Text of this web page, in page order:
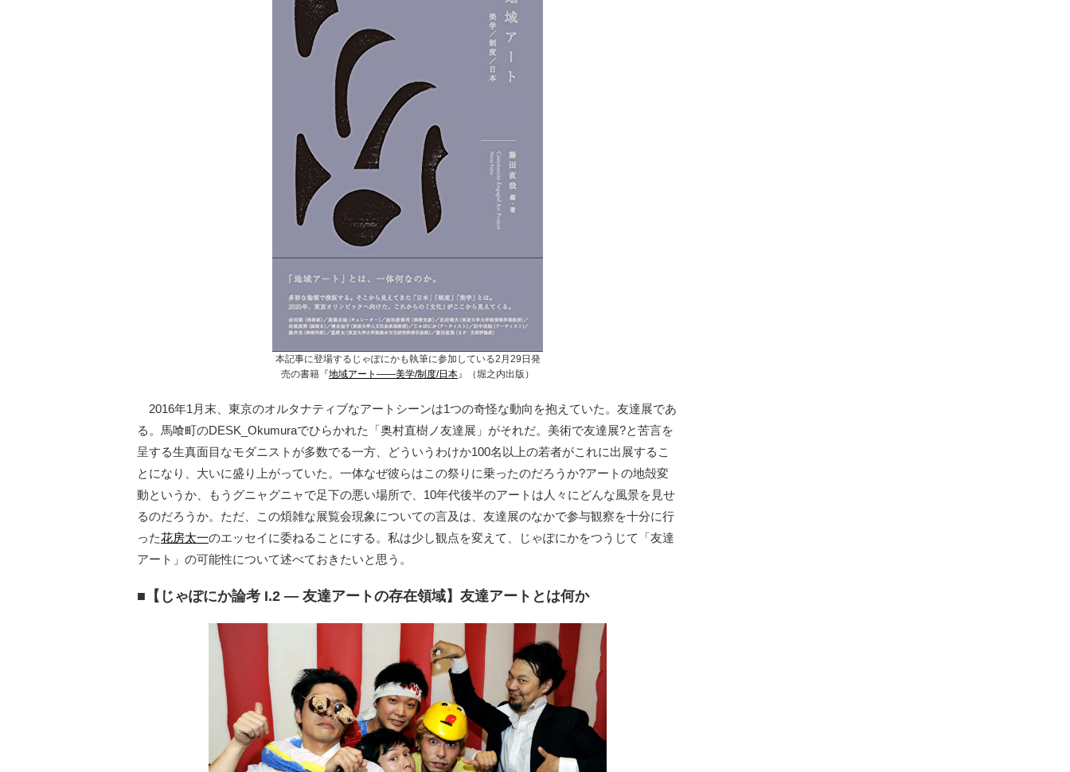
本記事に登場するじゃぽにかも執筆に参加している2月29日発
売の書籍『地域アート――美学/制度/日本』（堀之内出版）
2016年1月末、東京のオルタナティブなアートシーンは1つの奇怪な動向を抱えていた。友達展であ
る。馬喰町のDESK_Okumuraでひらかれた「奥村直樹ノ友達展」がそれだ。美術で友達展?と苦言を
呈する生真面目なモダニストが多数でる一方、どういうわけか100名以上の若者がこれに出展するこ
とになり、大いに盛り上がっていた。一体なぜ彼らはこの祭りに乗ったのだろうか?アートの地殻変
動というか、もうグニャグニャで足下の悪い場所で、10年代後半のアートは人々にどんな風景を見せ
るのだろうか。ただ、この煩雑な展覧会現象についての言及は、友達展のなかで参与観察を十分に行
った花房太一のエッセイに委ねることにする。私は少し観点を変えて、じゃぽにかをつうじて「友達
アート」の可能性について述べておきたいと思う。
■【じゃぽにか論考 I.2 ― 友達アートの存在領域】友達アートとは何か